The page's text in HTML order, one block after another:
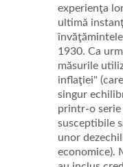
experienţa
ultimă
1930. Ca
măsurile
inflaţiei"
singur
printr-o serie
susceptibile
unor
economice).